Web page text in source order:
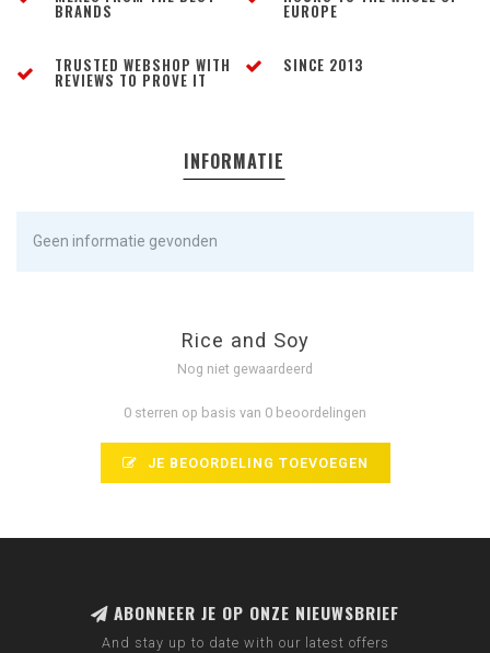
BRANDS EUROPE
TRUSTED WEBSHOP WITH
REVIEWS TO PROVE IT
SINCE 2013
INFORMATIE
Geen informatie gevonden
Rice and Soy
Nog niet gewaardeerd
0 sterren op basis van 0 beoordelingen
JE BEOORDELING TOEVOEGEN
ABONNEER JE OP ONZE NIEUWSBRIEF
And stay up to date with our latest offers